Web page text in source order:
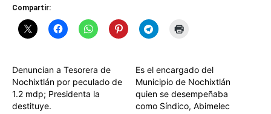
Compartir:
Denuncian a Tesorera de
Nochixtlán por peculado de
1.2 mdp; Presidenta la
destituye.
Es el encargado del
Municipio de Nochixtlán
quien se desempeñaba
como Síndico, Abimelec